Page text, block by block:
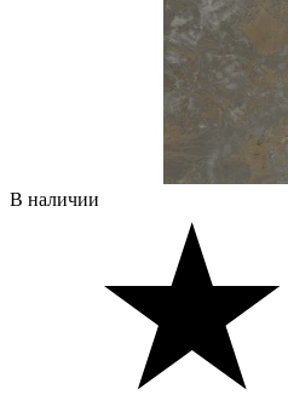
В наличии